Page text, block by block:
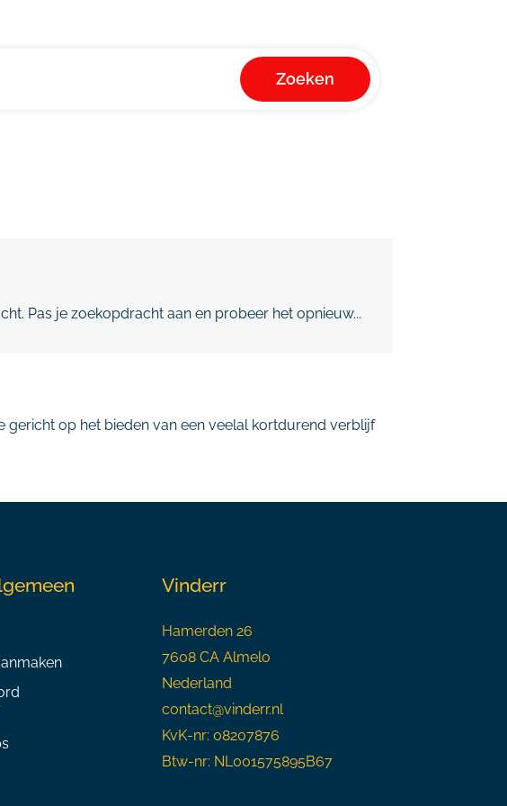
Zoeken
Pas je zoekopdracht aan en probeer het opnieuw...
gericht op het bieden van een veelal kortdurend verblijf
Vinderr
Hamerden 26
7608 CA Almelo
Nederland
contact@vinderr.nl
KvK-nr: 08207876
Btw-nr: NL001575895B67